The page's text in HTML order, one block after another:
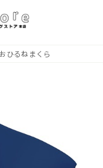
おひるねまくら